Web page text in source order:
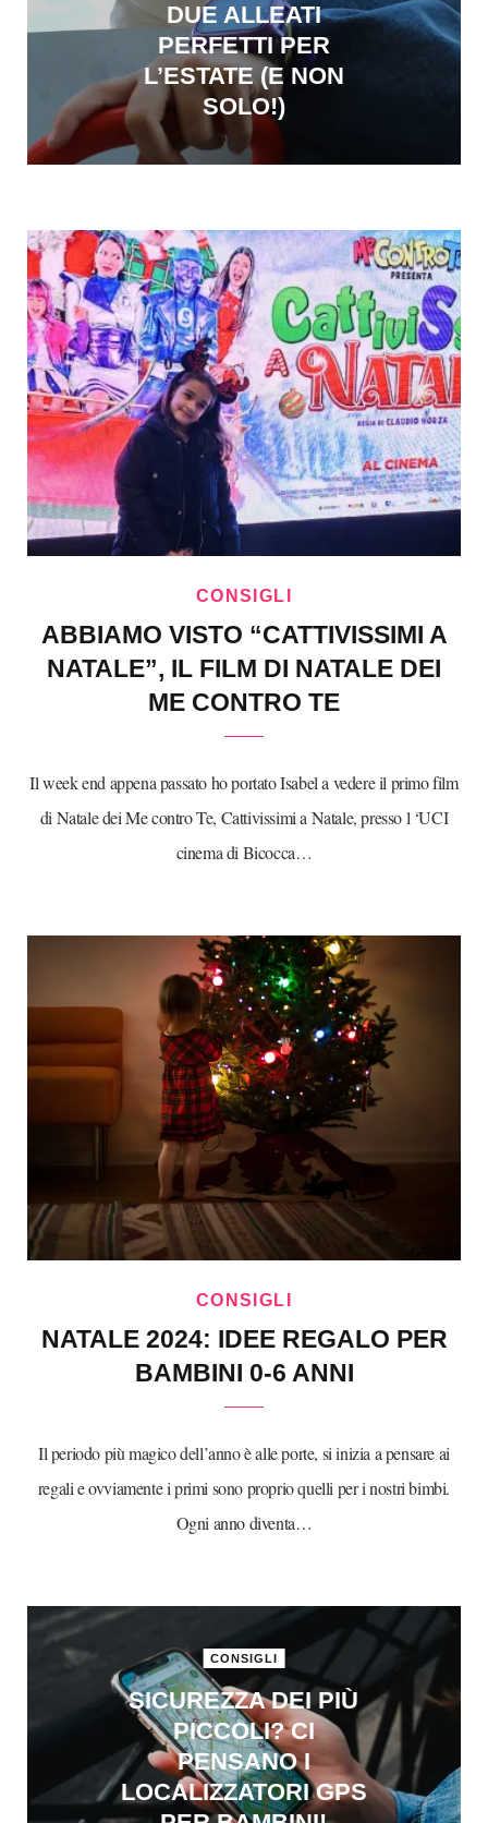
DUE ALLEATI
PERFETTI PER
L’ESTATE (E NON
SOLO!)
CONSIGLI
ABBIAMO VISTO “CATTIVISSIMI A
NATALE”, IL FILM DI NATALE DEI
ME CONTRO TE
Il week end appena passato ho portato Isabel a vedere il primo film
di Natale dei Me contro Te, Cattivissimi a Natale, presso l ‘UCI
cinema di Bicocca…
CONSIGLI
NATALE 2024: IDEE REGALO PER
BAMBINI 0-6 ANNI
Il periodo più magico dell’anno è alle porte, si inizia a pensare ai
regali e ovviamente i primi sono proprio quelli per i nostri bimbi.
Ogni anno diventa…
CONSIGLI
SICUREZZA DEI PIÙ
PICCOLI? CI
PENSANO I
LOCALIZZATORI GPS